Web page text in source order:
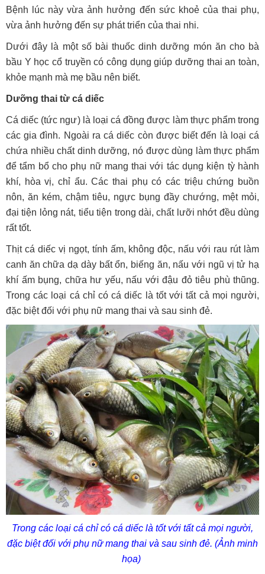
Bệnh lúc này vừa ảnh hưởng đến sức khoẻ của thai phụ,
vừa ảnh hưởng đến sự phát triển của thai nhi.
Dưới đây là một số bài thuốc dinh dưỡng món ăn cho bà
bầu Y học cổ truyền có công dụng giúp dưỡng thai an toàn,
khỏe mạnh mà mẹ bầu nên biết.
Dưỡng thai từ cá diếc
Cá diếc (tức ngư) là loại cá đồng được làm thực phẩm trong
các gia đình. Ngoài ra cá diếc còn được biết đến là loại cá
chứa nhiều chất dinh dưỡng, nó được dùng làm thực phẩm
để tẩm bổ cho phụ nữ mang thai với tác dụng kiện tỳ hành
khí, hòa vị, chỉ ẩu. Các thai phụ có các triệu chứng buồn
nôn, ăn kém, chậm tiêu, ngực bụng đầy chướng, mệt mỏi,
đại tiện lỏng nát, tiểu tiện trong dài, chất lưỡi nhớt đều dùng
rất tốt.
Thịt cá diếc vị ngọt, tính ấm, không độc, nấu với rau rút làm
canh ăn chữa dạ dày bất ổn, biếng ăn, nấu với ngũ vị tử hạ
khí ấm bụng, chữa hư yếu, nấu với đậu đỏ tiêu phù thũng.
Trong các loại cá chỉ có cá diếc là tốt với tất cả mọi người,
đặc biệt đối với phụ nữ mang thai và sau sinh đẻ.
Trong các loại cá chỉ có cá diếc là tốt với tất cả mọi người,
đặc biệt đối với phụ nữ mang thai và sau sinh đẻ. (Ảnh minh
họa)